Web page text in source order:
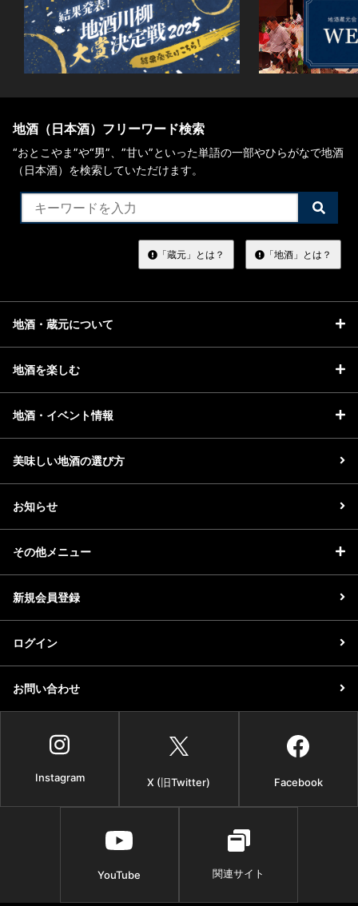
地酒（日本酒）フリーワード検索
“おとこやま”や“男”、”甘い”といった単語の一部やひらがなで地酒
（日本酒）を検索していただけます。
検
索
す
る
「蔵元」とは？ 「地酒」とは？
地酒・蔵元について
地酒を楽しむ
地酒・イベント情報
美味しい地酒の選び方
お知らせ
その他メニュー
新規会員登録
ログイン
お問い合わせ
Instagram X (旧Twitter) Facebook
YouTube 関連サイト